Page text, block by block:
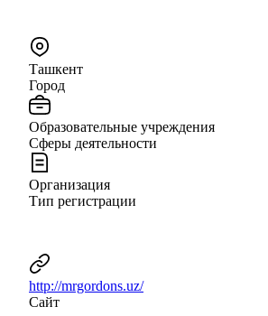
Ташкент
Город
Образовательные учреждения
Сферы деятельности
Организация
Тип регистрации
http://mrgordons.uz/
Сайт